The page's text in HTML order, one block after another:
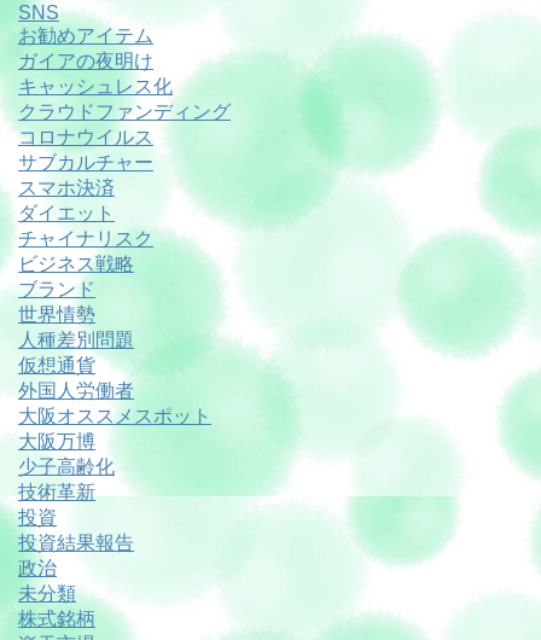
SNS
お勧めアイテム
ガイアの夜明け
キャッシュレス化
クラウドファンディング
コロナウイルス
サブカルチャー
スマホ決済
ダイエット
チャイナリスク
ビジネス戦略
ブランド
世界情勢
人種差別問題
仮想通貨
外国人労働者
大阪オススメスポット
大阪万博
少子高齢化
技術革新
投資
投資結果報告
政治
未分類
株式銘柄